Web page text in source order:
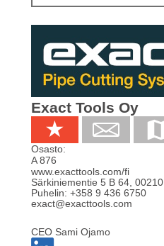
Exact Tools Oy
Osasto:
A 876
www.exacttools.com/fi
Särkiniementie 5 B 64 00210
Puhelin: +358 9 436 6750
exact@exacttools.com
CEO Sami Ojamo